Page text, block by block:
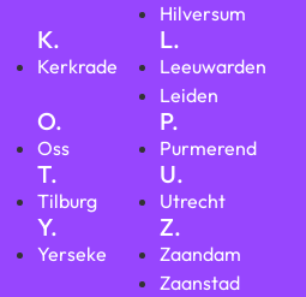
Hilversum
K.
Kerkrade
L.
Leeuwarden
Leiden
O.
Oss
P.
Purmerend
T.
Tilburg
U.
Utrecht
Y.
Yerseke
Z.
Zaandam
Zaanstad